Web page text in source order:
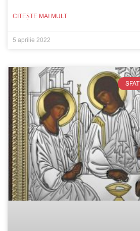
CITEȘTE MAI MULT
5 aprilie 2022